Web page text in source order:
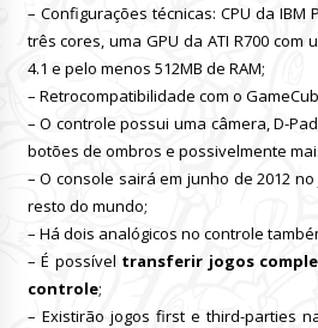
– Configurações técnicas: CPU da IBM
três cores, uma GPU da ATI R700
4.1 e pelo menos 512MB de RAM;
– Retrocompatibilidade com o
– O controle possui uma câmera, D-
botões de ombros e possivelmente
– O console sairá em junho de 2012
resto do mundo;
– Há dois analógicos no controle
– É possível transferir jogos
controle;
– Existirão jogos first e third-parties